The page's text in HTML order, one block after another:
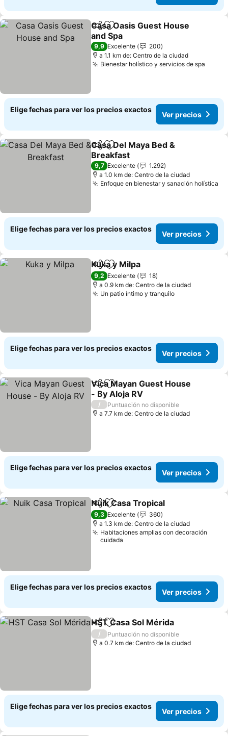
CompartirAgregar a favoritos
Casa Oasis Guest House
and Spa
9,9 Excelente
200
a 1.1 km de: Centro de la ciudad
Bienestar holístico y servicios de spa
Elige fechas para ver los precios exactos
Ver precios
CompartirAgregar a favoritos
Casa Del Maya Bed &
Breakfast
9,7 Excelente
1.292
a 1.0 km de: Centro de la ciudad
Enfoque en bienestar y sanación holística
Elige fechas para ver los precios exactos
Ver precios
CompartirAgregar a favoritos
Kuka y Milpa
9,2 Excelente
18
a 0.9 km de: Centro de la ciudad
Un patio íntimo y tranquilo
Elige fechas para ver los precios exactos
Ver precios
CompartirAgregar a favoritos
Vica Mayan Guest House
- By Aloja RV
/
Puntuación no disponible
a 7.7 km de: Centro de la ciudad
Elige fechas para ver los precios exactos
Ver precios
CompartirAgregar a favoritos
Nuik Casa Tropical
9,3 Excelente
360
a 1.3 km de: Centro de la ciudad
Habitaciones amplias con decoración
cuidada
Elige fechas para ver los precios exactos
Ver precios
CompartirAgregar a favoritos
HST Casa Sol Mérida
/
Puntuación no disponible
a 0.7 km de: Centro de la ciudad
Elige fechas para ver los precios exactos
Ver precios